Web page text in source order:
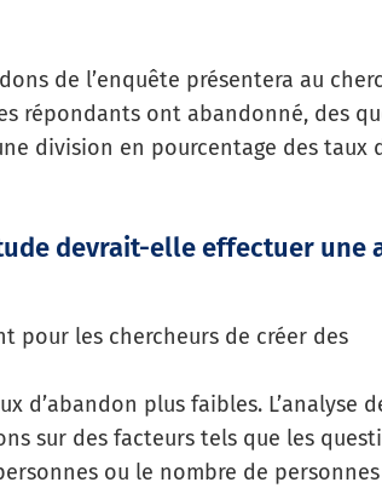
de l’enquête présentera au
répondants ont abandonné, des
division en pourcentage des taux
devrait-elle effectuer une
pour les chercheurs de créer des
d’abandon plus faibles. L’analyse
sur des facteurs tels que les
ou le nombre de